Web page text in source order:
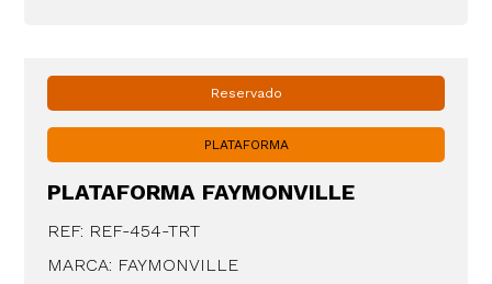
Reservado
PLATAFORMA
PLATAFORMA FAYMONVILLE
REF: REF-454-TRT
MARCA: FAYMONVILLE